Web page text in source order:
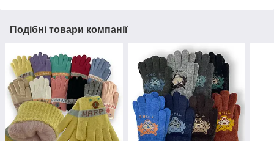
Подібні товари компанії